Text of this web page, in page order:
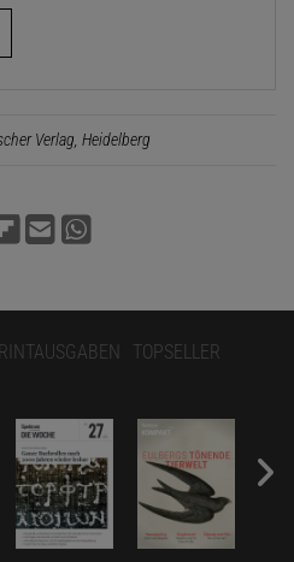
Verlag, Heidelberg
TOPSELLER